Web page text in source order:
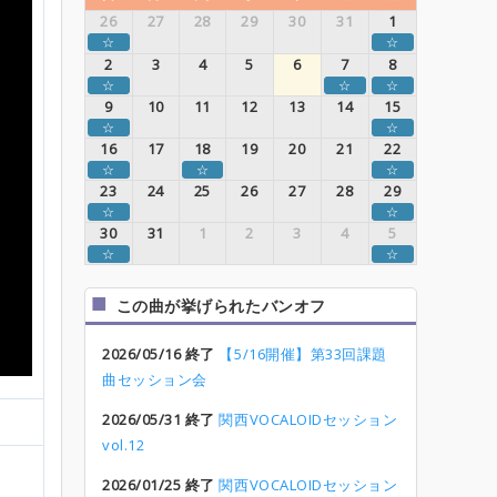
26
27 28 29 30 31 1
☆ ☆
2 3 4 5 6 7 8
☆ ☆ ☆
9 10 11 12 13 14 15
☆ ☆
16 17 18 19 20 21 22
☆ ☆ ☆
23 24 25 26 27 28 29
☆ ☆
30 31 1 2 3 4 5
☆ ☆
この曲が挙げられたバンオフ
2026/05/16 終了
【5/16開催】第33回課題
曲セッション会
2026/05/31 終了 関西VOCALOIDセッション
vol.12
2026/01/25 終了 関西VOCALOIDセッション